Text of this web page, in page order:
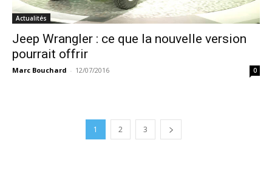
Actualités
Jeep Wrangler : ce que la nouvelle version
pourrait offrir
Marc Bouchard - 12/07/2016 0
1 2 3